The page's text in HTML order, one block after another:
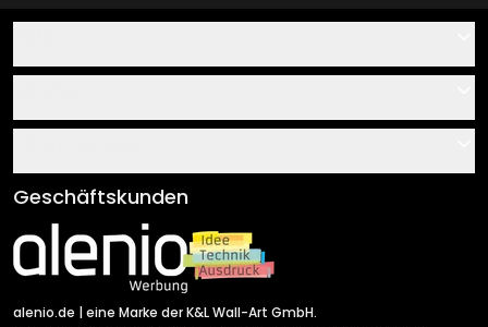
Über uns
Klebe- und Montageanleitungen
Newsletter An-/Abmeldung
Sendungsverfolgung
AGB
Impressum
Versand & Zahlung
Rücksendung
Geschäftskunden
alenio.de | eine Marke der K&L Wall-Art GmbH.